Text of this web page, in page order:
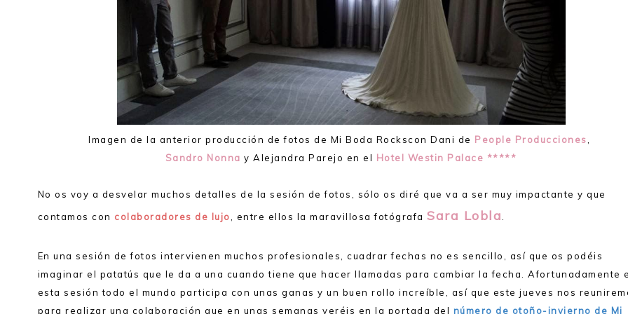
Imagen de la anterior producción de fotos de Mi Boda Rockscon Dani de People Producciones
Sandro Nonna y Alejandra Parejo en el Hotel Westin Palace *****
No os voy a desvelar muchos detalles de la sesión de fotos, sólo os diré que va a ser muy impactante y que
contamos con colaboradores de lujo , entre ellos la maravillosa fotógrafaSara Lobla
En una sesión de fotos intervienen muchos profesionales, cuadrar fechas no es sencillo, así que os podéis
imaginar el patatús que le da a una cuando tiene que hacer llamadas para cambiar la fecha. Afortunadamente
esta sesión todo el mundo participa con unas ganas y un buen rollo increíble, así que este jueves nos
para realizar una colaboración que en unas semanas veréis en la portada del número de otoño-invierno de Mi